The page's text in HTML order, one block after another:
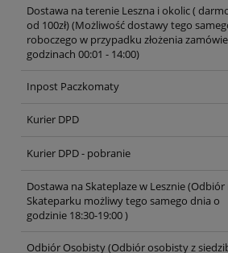
Dostawa na terenie Leszna i okolic (
od 100zł)(Możliwość dostawy tego
roboczego w przypadku złożenia
godzinach 00:01 - 14:00)
Inpost Paczkomaty
Kurier DPD
Kurier DPD - pobranie
Dostawa na Skateplaze w Lesznie(Odbiór
Skateparku możliwy tego samego dnia o
godzinie 18:30-19:00 )
Odbiór Osobisty(Odbiór osobisty z